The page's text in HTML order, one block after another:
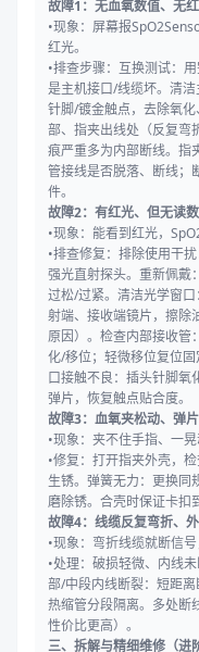
故障1：无血氧数值、无
•现象：屏幕报
红光。
•排查步骤：互换测试：
是主机接口/线缆坏。清
针脚/镀金触点，去除氧
部、指夹出线处（反复弯
痕严重多为内部断线。指
管接线是否脱落、断线；
件。
故障2：有红光、但无读
•现象：能看到红光，
•排查修复：排除使用干
强光直射探头。重新佩戴
过松/过紧。清洁光学窗
射端、接收端镜片，擦除
原因）。检查内部接收管
化/移位；轻微移位复位
口接触不良：插头针脚
弹片，恢复触点贴合度。
故障3：血氧夹松动、弹
•现象：夹不住手指、一
•修复：打开指夹外壳，
生锈。弹簧无力：更换同
磨除锈。合壳时保证卡扣
故障4：线缆反复弯折、
•现象：弯折线缆就断信号
•处理：破损轻微、内线
部/中段内线断裂：短距
热缩管分段隔离。多处断
性价比更高）。
三、拆解与精细维修（进